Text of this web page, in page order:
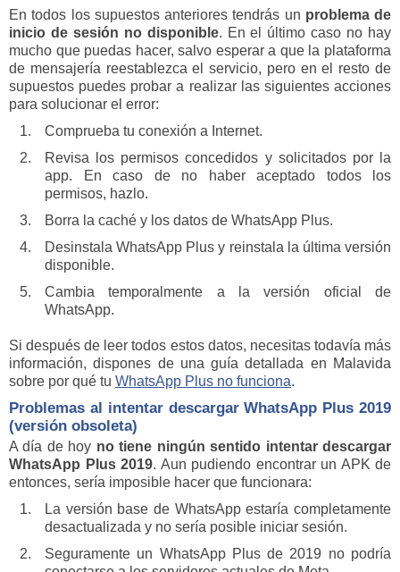
En todos los supuestos anteriores tendrás un problema de
inicio de sesión no disponible. En el último caso no hay
mucho que puedas hacer, salvo esperar a que la plataforma
de mensajería reestablezca el servicio, pero en el resto de
supuestos puedes probar a realizar las siguientes acciones
para solucionar el error:
Comprueba tu conexión a Internet.
Revisa los permisos concedidos y solicitados por la
app. En caso de no haber aceptado todos los
permisos, hazlo.
Borra la caché y los datos de WhatsApp Plus.
Desinstala WhatsApp Plus y reinstala la última versión
disponible.
Cambia temporalmente a la versión oficial de
WhatsApp.
Si después de leer todos estos datos, necesitas todavía más
información, dispones de una guía detallada en Malavida
sobre por qué tu WhatsApp Plus no funciona.
Problemas al intentar descargar WhatsApp Plus 2019
(versión obsoleta)
A día de hoy no tiene ningún sentido intentar descargar
WhatsApp Plus 2019. Aun pudiendo encontrar un APK de
entonces, sería imposible hacer que funcionara:
La versión base de WhatsApp estaría completamente
desactualizada y no sería posible iniciar sesión.
Seguramente un WhatsApp Plus de 2019 no podría